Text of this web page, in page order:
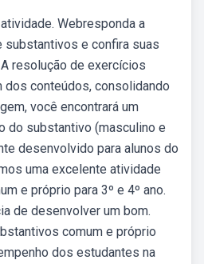
Webresponda a
e confira suas
resolução de exercícios
dos conteúdos, consolidando
você encontrará um
do substantivo (masculino e
desenvolvido para alunos do
uma excelente atividade
e próprio para 3º e 4º ano.
de desenvolver um bom.
comum e próprio
dos estudantes na